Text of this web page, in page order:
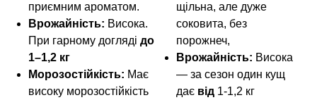
приємним ароматом.
Врожайність: Висока.
При гарному догляді до
1–1,2 кг
Морозостійкість: Має
високу морозостійкість
щільна, але дуже
соковита, без
порожнеч,
Врожайність: Висока
— за сезон один кущ
дає від 1-1,2 кг